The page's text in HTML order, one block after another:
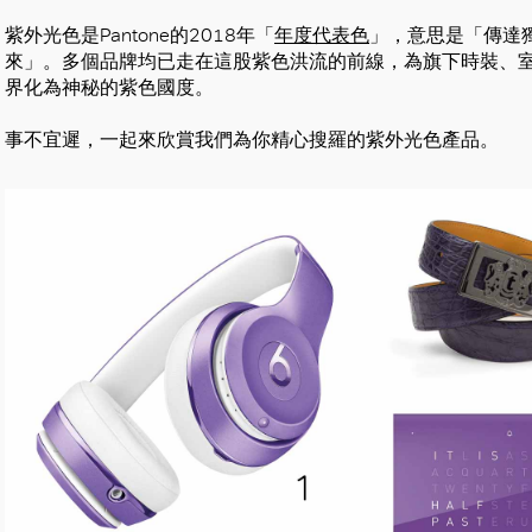
紫外光色是Pantone的2018年「年度代表色 」，意思是「傳
來」。多個品牌均已走在這股紫色洪流的前線，為旗下時裝、
界化為神秘的紫色國度。
事不宜遲，一起來欣賞我們為你精心搜羅的紫外光色產品。